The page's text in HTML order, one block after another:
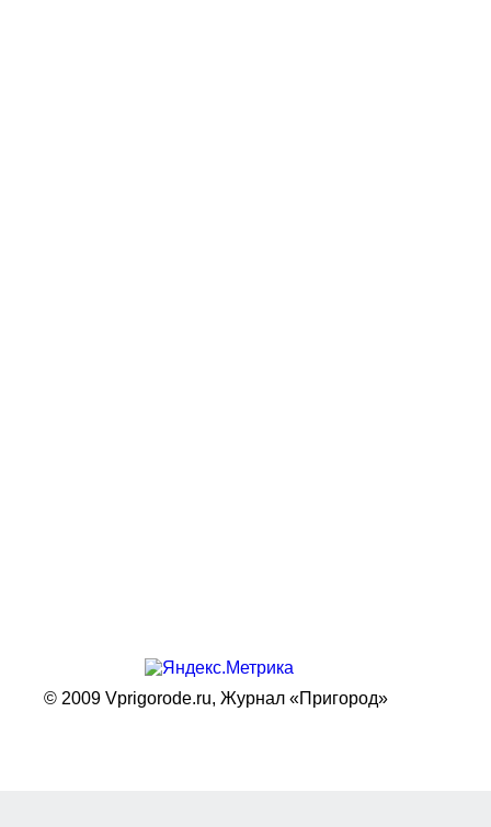
© 2009 Vprigorode.ru, Журнал «Пригород»